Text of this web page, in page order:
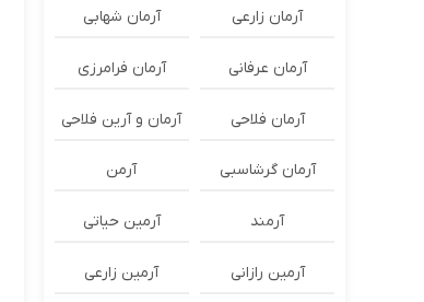
آرمان زارعی آرمان شهابی
آرمان عرفانی آرمان فرامرزی
آرمان فلاحی آرمان و آرین فلاحی
آرمان گرشاسبی آرمن
آرمند آرمین حیاتی
آرمین رازانی آرمین زارعی